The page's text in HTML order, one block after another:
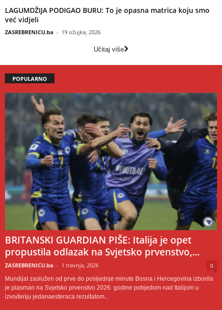
LAGUMDŽIJA PODIGAO BURU: To je opasna matrica koju smo
već vidjeli
ZASREBRENICU.ba - 19 ožujka, 2026
Učitaj više
POPULARNO
BRITANSKI GUARDIAN PIŠE: Italija je opet
propustila odlazak na Svjetsko prvenstvo,...
ZASREBRENICU.ba - 1 travnja, 2026 0
Mundijal zaslužen od prve do posljednje minute Bosna i Hercegovina izborila
je plasman na Svjetsko prvenstvo 2026. godine pobjedom nad Italijom u
izvođenju jedanaesteraca rezultatom...